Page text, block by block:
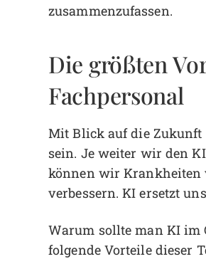
zusammenzufassen.
Die größten
Fachpersonal
Mit Blick auf die Zukunft
sein. Je weiter wir den
können wir Krankheiten
verbessern. KI ersetzt
Warum sollte man KI im
folgende Vorteile dieser